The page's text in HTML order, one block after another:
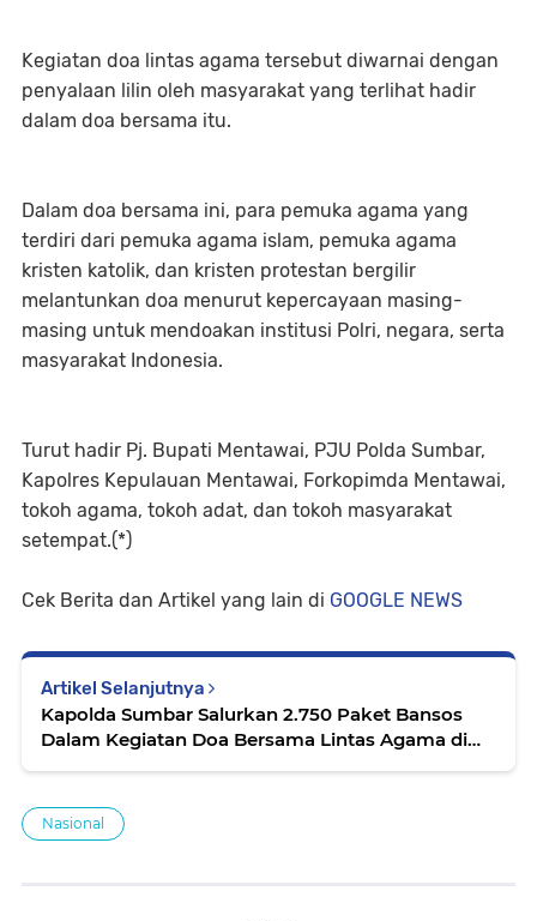
Kegiatan doa lintas agama tersebut diwarnai dengan
penyalaan lilin oleh masyarakat yang terlihat hadir
dalam doa bersama itu.
Dalam doa bersama ini, para pemuka agama yang
terdiri dari pemuka agama islam, pemuka agama
kristen katolik, dan kristen protestan bergilir
melantunkan doa menurut kepercayaan masing-
masing untuk mendoakan institusi Polri, negara, serta
masyarakat Indonesia.
Turut hadir Pj. Bupati Mentawai, PJU Polda Sumbar,
Kapolres Kepulauan Mentawai, Forkopimda Mentawai,
tokoh agama, tokoh adat, dan tokoh masyarakat
setempat.(*)
Cek Berita dan Artikel yang lain di GOOGLE NEWS
Artikel Selanjutnya
Kapolda Sumbar Salurkan 2.750 Paket Bansos
Dalam Kegiatan Doa Bersama Lintas Agama di
Nasional